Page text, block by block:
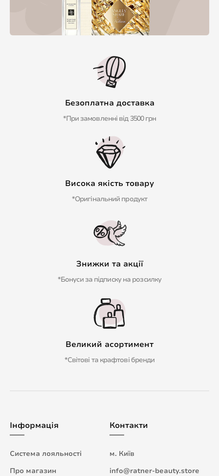
Безоплатна доставка
*При замовленні від 3500 грн
Висока якість товару
*Оригінальний продукт
Знижки та акції
*Бонуси за підписку на розсилку
Великий асортимент
*Світові та крафтові бренди
Інформація
Система лояльності
Про магазин
Контакти
м. Київ
info@ratner-beauty.store